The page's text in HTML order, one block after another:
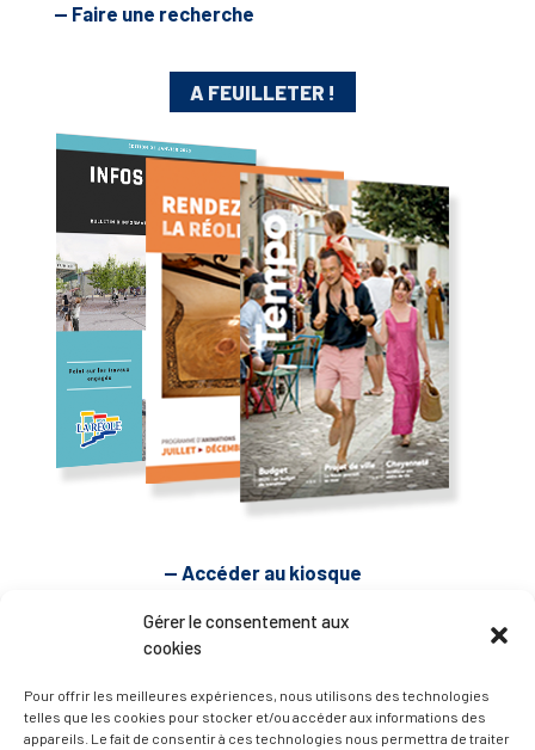
Gérer le consentement aux
cookies
Pour offrir les meilleures expériences, nous utilisons des technologies
telles que les cookies pour stocker et/ou accéder aux informations des
appareils. Le fait de consentir à ces technologies nous permettra de traiter
— Faire une recherche
A FEUILLETER !
— Accéder au kiosque
D’ART ET D’HISTOIRE
— Découvrir et visiter